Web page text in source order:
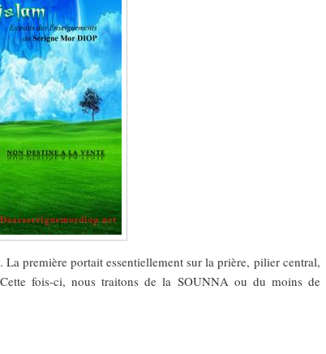
La première portait essentiellement sur la prière, pilier central,
fois-ci, nous traitons de la SOUNNA ou du moins de